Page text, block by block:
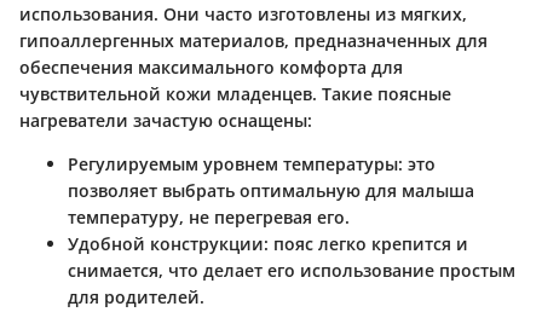
использования. Они часто изготовлены из мягких,
гипоаллергенных материалов, предназначенных для
обеспечения максимального комфорта для
чувствительной кожи младенцев. Такие поясные
нагреватели зачастую оснащены:
Регулируемым уровнем температуры: это
позволяет выбрать оптимальную для малыша
температуру, не перегревая его.
Удобной конструкции: пояс легко крепится и
снимается, что делает его использование простым
для родителей.